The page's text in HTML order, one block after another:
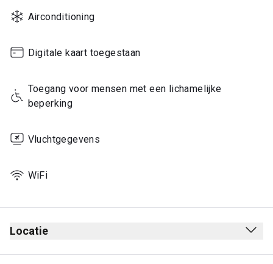
Airconditioning
Digitale kaart toegestaan
Toegang voor mensen met een lichamelijke
beperking
Vluchtgegevens
WiFi
Locatie